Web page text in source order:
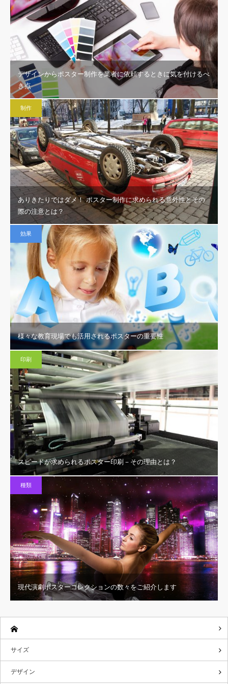
デザインからポスター制作を業者に依頼するときに気を付けるべ
き点
制作
ありきたりではダメ！ ポスター制作に求められる意外性とその
際の注意とは？
効果
様々な教育現場でも活用されるポスターの重要性
印刷
スピードが求められるポスター印刷－その理由とは？
種類
現代演劇ポスターコレクションの数々をご紹介します
サイズ
デザイン